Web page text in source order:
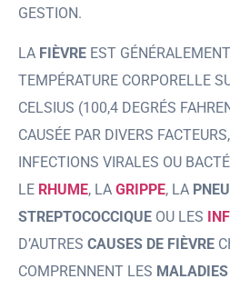
GESTION.
LA FIÈVRE EST
TEMPÉRATURE CORPORELLE
CELSIUS (100,4 DEGRÉS
CAUSÉE PAR DIVERS
INFECTIONS VIRALES OU
LE RHUME, LA GRIPPE, LA
STREPTOCOCCIQUE OU LES
D’AUTRES CAUSES DE FIÈVRE
COMPRENNENT LES